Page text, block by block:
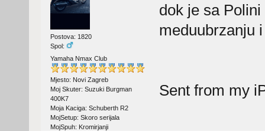
Postova: 1820
Spol:
Yamaha Nmax Club
Mjesto: Novi Zagreb
Moj Skuter: Suzuki Burgman
400K7
Moja Kaciga: Schuberth R2
MojSetup: Skoro serijala
MojSpuh: Kromirjanji
dok je sa
meduubrzanju
Sent from my